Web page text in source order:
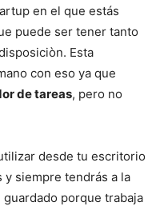
en el que estás
puede ser tener tanto
Esta
con eso ya que
de tareas, pero no
desde tu escritorio
siempre tendrás a la
porque trabaja